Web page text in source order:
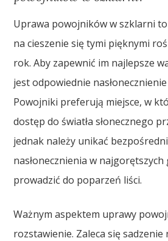
Uprawa powojników w szklarni
na cieszenie się tymi pięknymi
rok. Aby zapewnić im najlepsze
jest odpowiednie
Powojniki preferują miejsce, w
dostęp do światła słonecznego
jednak należy unikać
nasłonecznienia w najgorętszych
prowadzić do poparzeń liści.
Ważnym aspektem uprawy
rozstawienie. Zaleca się sadzenie